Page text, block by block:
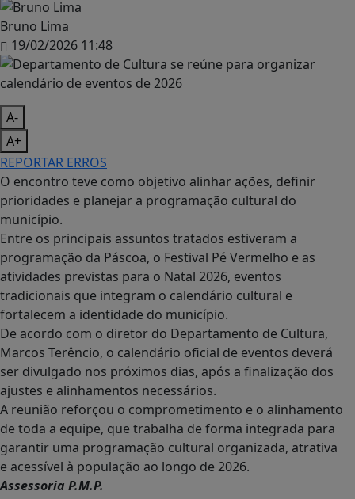
Bruno Lima
19/02/2026 11:48
A-
A+
REPORTAR ERROS
O encontro teve como objetivo alinhar ações, definir
prioridades e planejar a programação cultural do
município.
Entre os principais assuntos tratados estiveram a
programação da Páscoa, o Festival Pé Vermelho e as
atividades previstas para o Natal 2026, eventos
tradicionais que integram o calendário cultural e
fortalecem a identidade do município.
De acordo com o diretor do Departamento de Cultura,
Marcos Terêncio, o calendário oficial de eventos deverá
ser divulgado nos próximos dias, após a finalização dos
ajustes e alinhamentos necessários.
A reunião reforçou o comprometimento e o alinhamento
de toda a equipe, que trabalha de forma integrada para
garantir uma programação cultural organizada, atrativa
e acessível à população ao longo de 2026.
Assessoria P.M.P.